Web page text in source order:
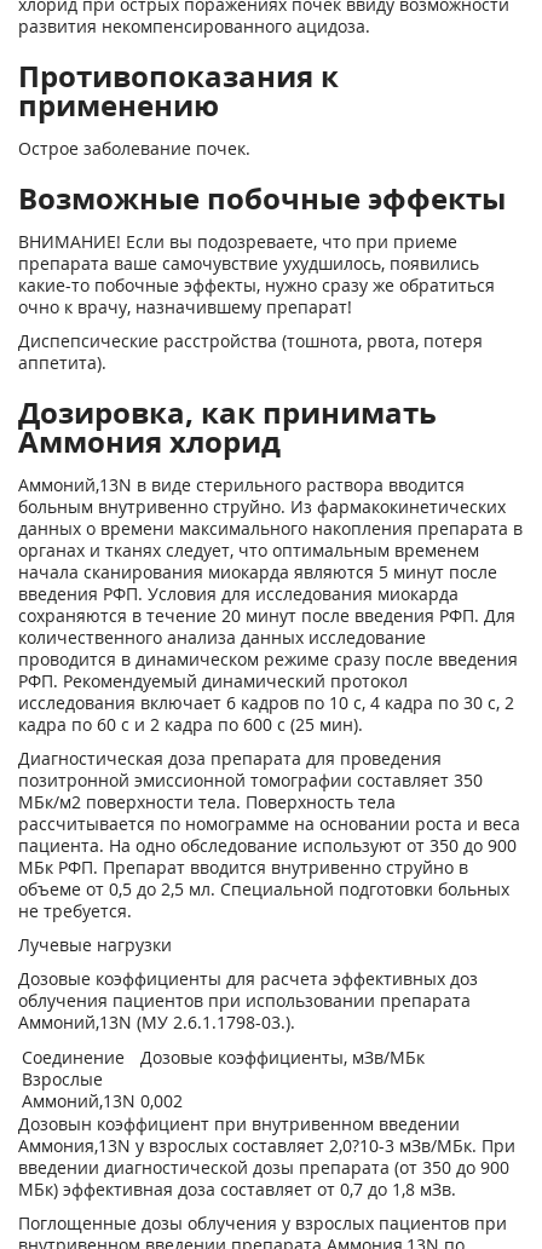
развития некомпенсированного ацидоза.
Противопоказания к
применению
Острое заболевание почек.
Возможные побочные эффекты
ВНИМАНИЕ! Если вы подозреваете, что при приеме
препарата ваше самочувствие ухудшилось, появились
какие-то побочные эффекты, нужно сразу же обратиться
очно к врачу, назначившему препарат!
Диспепсические расстройства (тошнота, рвота, потеря
аппетита).
Дозировка, как принимать
Аммония хлорид
Аммоний,13N в виде стерильного раствора вводится
больным внутривенно струйно. Из фармакокинетических
данных о времени максимального накопления препарата в
органах и тканях следует, что оптимальным временем
начала сканирования миокарда являются 5 минут после
введения РФП. Условия для исследования миокарда
сохраняются в течение 20 минут после введения РФП. Для
количественного анализа данных исследование
проводится в динамическом режиме сразу после введения
РФП. Рекомендуемый динамический протокол
исследования включает 6 кадров по 10 с, 4 кадра по 30 с, 2
кадра по 60 с и 2 кадра по 600 с (25 мин).
Диагностическая доза препарата для проведения
позитронной эмиссионной томографии составляет 350
МБк/м2 поверхности тела. Поверхность тела
рассчитывается по номограмме на основании роста и веса
пациента. На одно обследование используют от 350 до 900
МБк РФП. Препарат вводится внутривенно струйно в
объеме от 0,5 до 2,5 мл. Специальной подготовки больных
не требуется.
Лучевые нагрузки
Дозовые коэффициенты для расчета эффективных доз
облучения пациентов при использовании препарата
Аммоний,13N (МУ 2.6.1.1798-03.).
Соединение
Дозовые коэффициенты, мЗв/МБк
Взрослые
Аммоний,13N 0,002
Дозовын коэффициент при внутривенном введении
Аммония,13N у взрослых составляет 2,0?10-3 мЗв/МБк. При
введении диагностической дозы препарата (от 350 до 900
МБк) эффективная доза составляет от 0,7 до 1,8 мЗв.
Поглощенные дозы облучения у взрослых пациентов при